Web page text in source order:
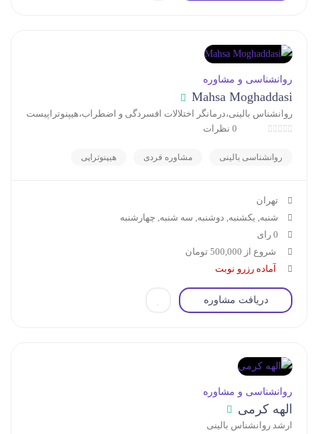
روانشناسی و مشاوره
Mahsa Moghaddasi
روانشناس بالینی،درمانگر اختلالات افسردگی و اضطراب،هیپنوتراپیست
0 نظرات
روانشناسی بالینی مشاوره فردی هیپنوتراپی
تهران
شنبه, یکشنبه, دوشنبه, سه شنبه, چهارشنبه
0 رای
شروع از 500,000 تومان
آماده رزرو نوبت
دریافت مشاوره
روانشناسی و مشاوره
الهه کرمی
ارشد روانشناس بالینی